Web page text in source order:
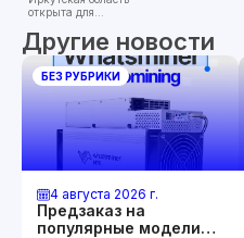
Другие новости
БЕЗ РУБРИКИ
4 августа 2026 г.
Предзаказ на
популярные модели
открыта для
условии решения
дефицита
электроэнергии